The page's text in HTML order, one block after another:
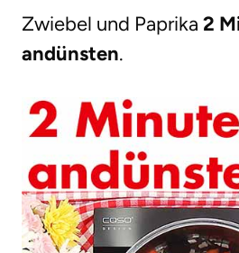
Zwiebel und Paprika 2
andünsten.